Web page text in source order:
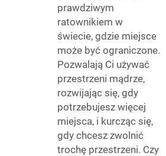
prawdziwym
ratownikiem w
świecie, gdzie miejsce
może być ograniczone.
Pozwalają Ci używać
przestrzeni mądrze,
rozwijając się, gdy
potrzebujesz więcej
miejsca, i kurcząc się,
gdy chcesz zwolnić
trochę przestrzeni. Czy